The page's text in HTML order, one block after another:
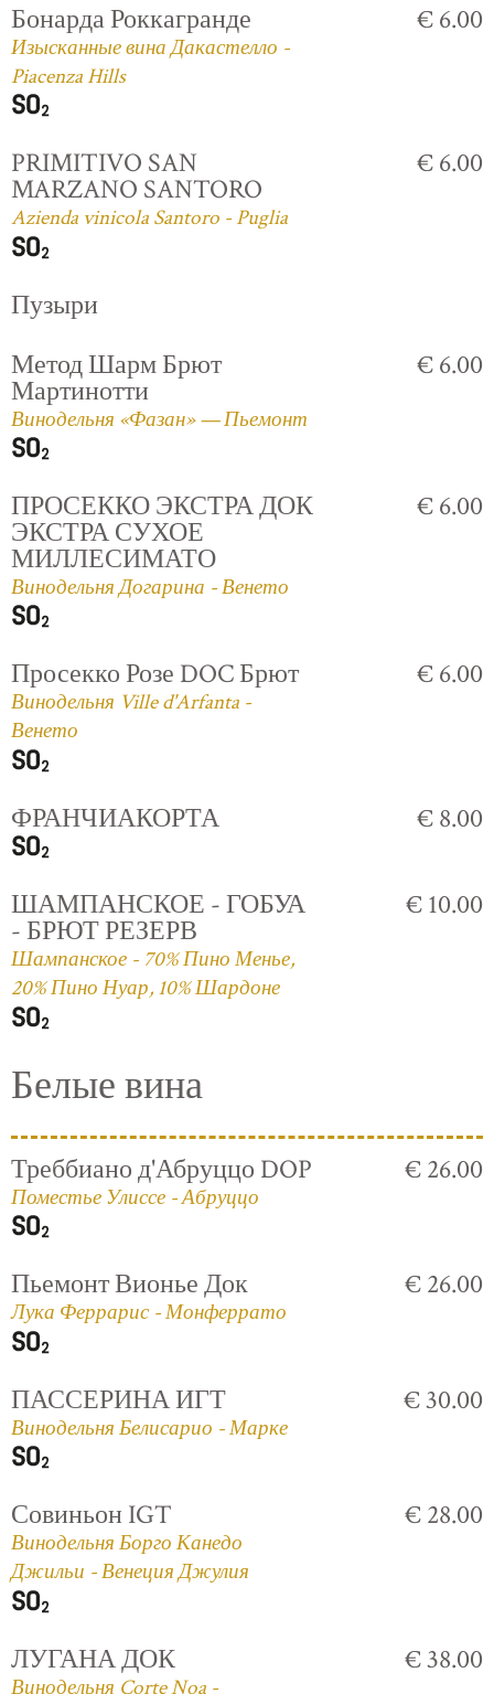
Бонарда Роккагранде
Изысканные вина Дакастелло -
Piacenza Hills
€ 6.00
PRIMITIVO SAN
MARZANO SANTORO
Azienda vinicola Santoro - Puglia
€ 6.00
Пузыри
Метод Шарм Брют
Мартинотти
Винодельня «Фазан» — Пьемонт
€ 6.00
ПРОСЕККО ЭКСТРА ДОК
ЭКСТРА СУХОЕ
МИЛЛЕСИМАТО
Винодельня Догарина - Венето
€ 6.00
Просекко Розе DOC Брют
Винодельня Ville d'Arfanta -
Венето
€ 6.00
ФРАНЧИАКОРТА € 8.00
ШАМПАНСКОЕ - ГОБУА
- БРЮТ РЕЗЕРВ
Шампанское - 70% Пино Менье,
20% Пино Нуар, 10% Шардоне
€ 10.00
Белые вина
Треббиано д'Абруццо DOP
Поместье Улиссе - Абруццо
€ 26.00
Пьемонт Вионье Док
Лука Феррарис - Монферрато
€ 26.00
ПАССЕРИНА ИГТ
Винодельня Белисарио - Марке
€ 30.00
Совиньон IGT
Винодельня Борго Канедо
Джильи - Венеция Джулия
€ 28.00
ЛУГАНА ДОК
Винодельня Corte Noa -
€ 38.00